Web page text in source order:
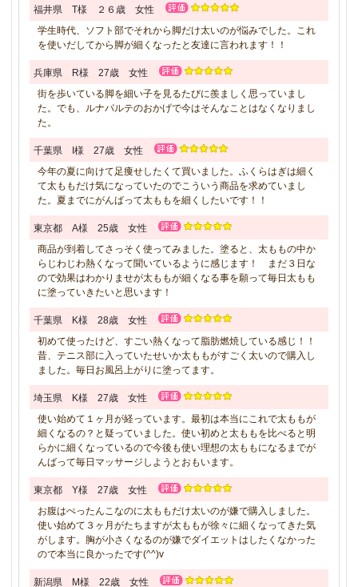
福井県 T様 ２６歳 女性
学生時代、ソフト部でそれから脚だけ太いのが悩みでした。これ
を使いだしてから脚が細くなったと友達に言われます！！
兵庫県 R様 27歳 女性
街を歩いている脚を細い子を見るたびに羨ましく思っていまし
た。でも、ルナパルテのおかげで今はそんなことはなくなりまし
た。
千葉県 I様 27歳 女性
今年の夏に向けて足痩せしたくて買いました。ふくらはぎは細く
て太ももだけ気になっていたのでこういう商品を求めていまし
た。夏までにがんばって太ももを細くしたいです！！
東京都 A様 25歳 女性
商品が到着してさっそく使ってみました。塗ると、太ももの中か
らじわじわ熱くなって聞いているように感じます！ まだ３日な
ので効果はわかりませが太ももが細くなる事を願って毎日太もも
に塗っていきたいと思います！
千葉県 K様 28歳 女性
初めて使ったけど、すごい熱くなって脂肪燃焼している感じ！！
昔、テニス部に入っていたせいか太ももがすごく太いので購入し
ました。毎日お風呂上がりに塗ってます。
埼玉県 K様 27歳 女性
使い始めて１ヶ月が経っています。最初は本当にこれで太ももが
細くなるの？と疑っていました。使い初めと太ももを比べると明
らかに細くなっているので今後も使い理想の太ももになるまでが
んばって毎日マッサージしようとおもいます。
東京都 Y様 27歳 女性
お腹はぺったんこなのに太ももだけ太いのが嫌で購入しました。
使い始めて３ヶ月がたちますが太ももが徐々に細くなってきた気
がします。胸が小さくなるのが嫌でダイエットはしたくなかった
ので本当に良かったです(^^)v
新潟県 M様 22歳 女性